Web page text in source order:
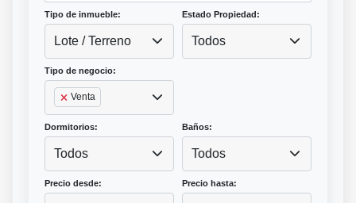
Tipo de inmueble:
Lote / Terreno
Estado Propiedad:
Todos
Tipo de negocio:
Venta
Dormitorios:
Todos
Baños:
Todos
Precio desde: Precio hasta: